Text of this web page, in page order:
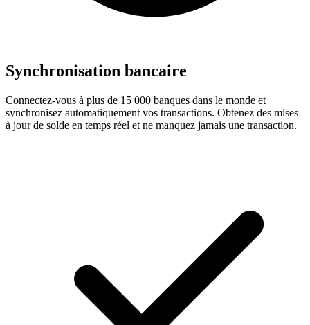
Synchronisation bancaire
Connectez-vous à plus de 15 000 banques dans le monde et
synchronisez automatiquement vos transactions. Obtenez des mises
à jour de solde en temps réel et ne manquez jamais une transaction.